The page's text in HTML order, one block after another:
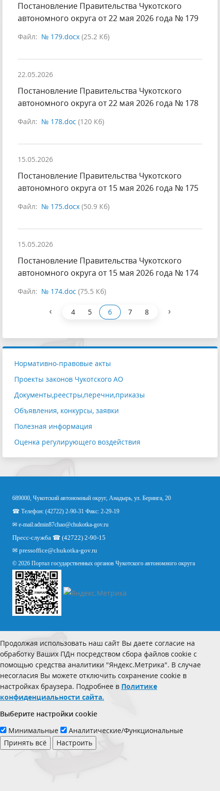
Постановление Правительства Чукотского
автономного округа от 22 мая 2026 года № 179
Файл: № 179.docx (25.2 Кб)
22.05.2026
Постановление Правительства Чукотского
автономного округа от 22 мая 2026 года № 178
Файл: № 178.doc (120 Кб)
15.05.2026
Постановление Правительства Чукотского
автономного округа от 15 мая 2026 года № 175
Файл: № 175.docx (50.9 Кб)
15.05.2026
Постановление Правительства Чукотского
автономного округа от 15 мая 2026 года № 174
Файл: № 174.doc (75.5 Кб)
‹ 4 5 6 7 8 ›
Нормативно-правовые акты
Проекты законов Чукотского АО
Документы,реестры,перечни,приказы
Объявления, конкурсы, заявки
Полезная информация
Оценка регулирующего воздействия
689000, Чукотский автономный округ, Анадырь, ул. Беринга, 20
☎ Телефон: (42722) 2-90-31 Факс: 2-29-19
✉ e-mail:admin87chao@chukotka-gov.ru
Пресс-служба ☎ (42722) 2-90-15
✉ pressoffice@chukotka-gov.ru
© 2026 Портал государственных органов Чукотского автономного округа
Продолжая использовать наш сайт Вы даете согласие на
обработку Ваших ПДн посредством сбора файлов cookie с
помощью средства аналитики "Яндекс.Метрика". В случае
несогласия Вы можете отключить сохранение cookie в
настройках браузера. Подробнее в Политике
конфиденциальности сайта.
Выберите настройки cookie
Минимальные
Аналитические/Функциональные
Принять всё
Настроить